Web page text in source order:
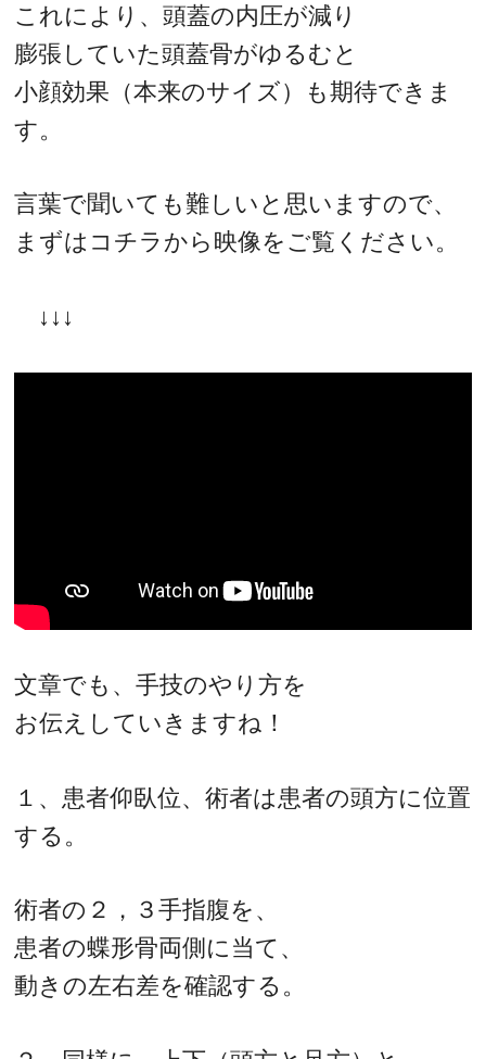
これにより、頭蓋の内圧が減り
膨張していた頭蓋骨がゆるむと
小顔効果（本来のサイズ）も期待できま
す。
言葉で聞いても難しいと思いますので、
まずはコチラから映像をご覧ください。
↓↓↓
文章でも、手技のやり方を
お伝えしていきますね！
１、患者仰臥位、術者は患者の頭方に位置
する。
術者の２，３手指腹を、
患者の蝶形骨両側に当て、
動きの左右差を確認する。